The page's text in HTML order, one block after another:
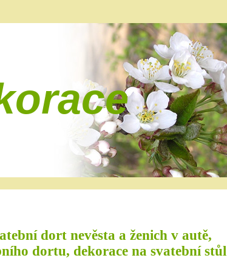
dort nevěsta a ženich v autě,
dortu, dekorace na svatební stůl